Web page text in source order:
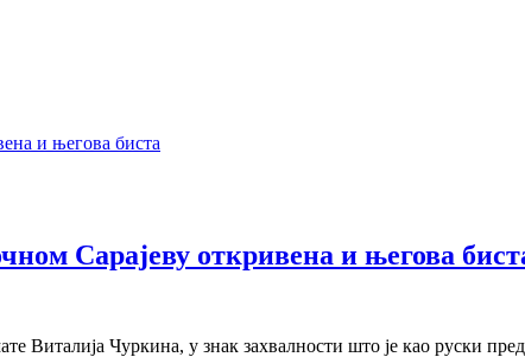
Сарајеву откривена и његова
Виталија Чуркина, у знак захвалности што је као руски